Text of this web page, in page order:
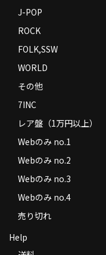
J-POP
ROCK
FOLK,SSW
WORLD
その他
7INC
レア盤（1万円以上）
Webのみ no.1
Webのみ no.2
Webのみ no.3
Webのみ no.4
売り切れ
Help